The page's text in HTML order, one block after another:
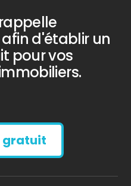
d'établir un
pour vos
gratuit